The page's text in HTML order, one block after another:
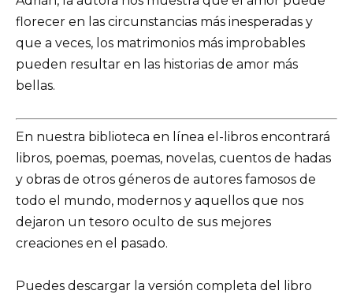
florecer en las circunstancias más inesperadas y
que a veces, los matrimonios más improbables
pueden resultar en las historias de amor más
bellas.
En nuestra biblioteca en línea el-libros encontrará
libros, poemas, poemas, novelas, cuentos de hadas
y obras de otros géneros de autores famosos de
todo el mundo, modernos y aquellos que nos
dejaron un tesoro oculto de sus mejores
creaciones en el pasado.
Puedes descargar la versión completa del libro